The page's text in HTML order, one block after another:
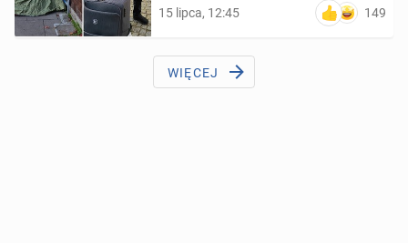
15 lipca, 12:45 149
WIĘCEJ